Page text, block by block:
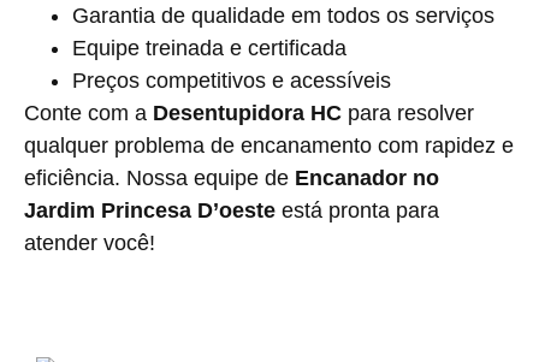
Garantia de qualidade em todos os serviços
Equipe treinada e certificada
Preços competitivos e acessíveis
Conte com a Desentupidora HC para resolver
qualquer problema de encanamento com rapidez e
eficiência. Nossa equipe de Encanador no
Jardim Princesa D’oeste está pronta para
atender você!